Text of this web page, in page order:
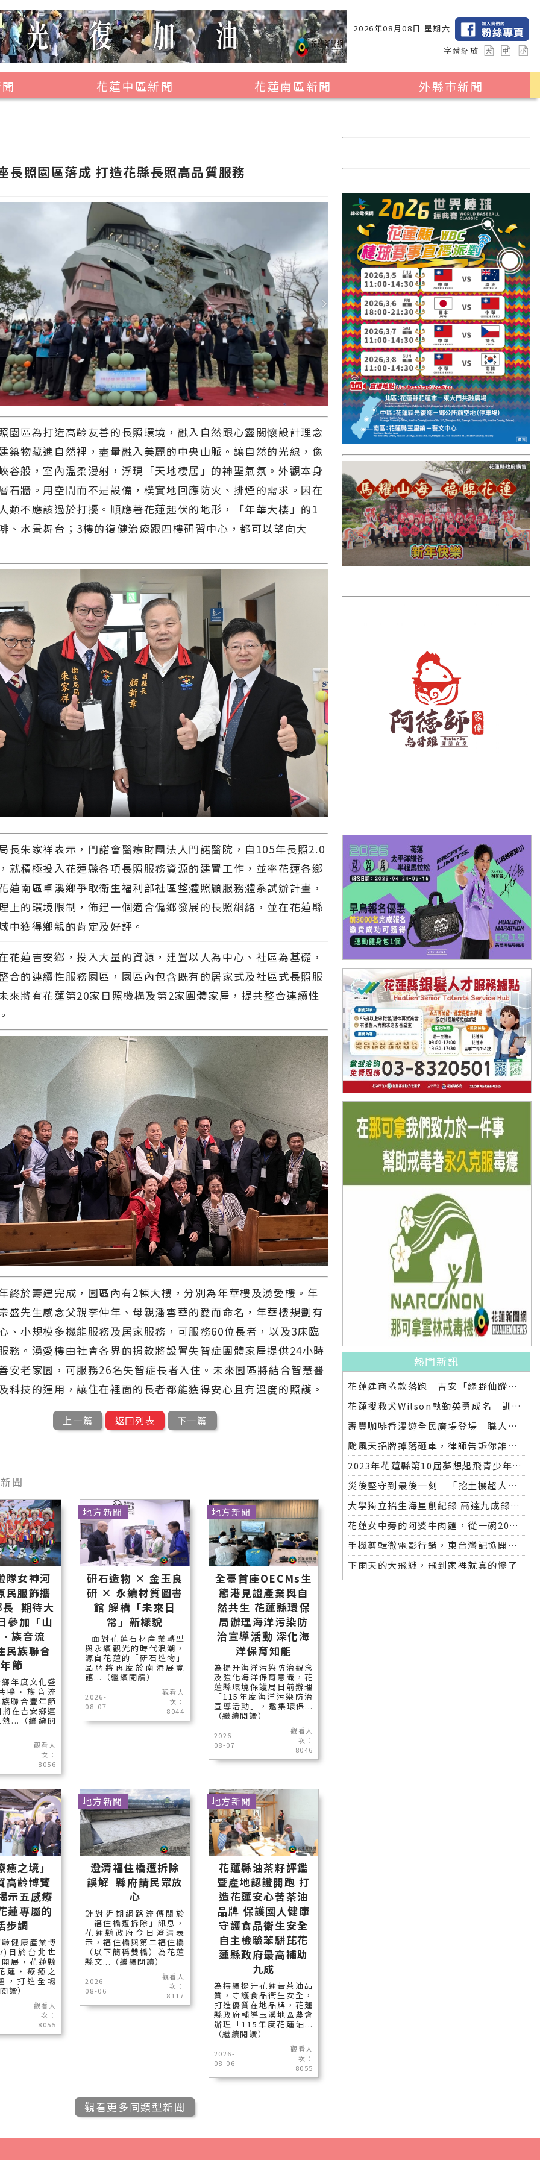
2026年08月08日 星期六
字體縮放
花蓮中區新聞
光復鄉
豐濱鄉
花蓮南區新聞
外縣市新聞
2024暑期夏令營專區
台中市
彰化縣
高雄市
國外報導
台東縣
關山鎮
苗栗縣
其他地區
新竹市
和平鄉
台南市
澎湖縣
香港
台東市
雲林縣
長濱鄉
台東市
彰化縣
長照園區落成 打造花縣長照高品質服務
園區為打造高齡友善的長照環境，融入自然跟心靈關懷設計理念
築物藏進自然裡，盡量融入美麗的中央山脈。讓自然的光線，像
谷般，室內溫柔漫射，浮現「天地棲居」的神聖氣氛。外觀本身
石牆。用空間而不是設備，樸實地回應防火、排煙的需求。因在
類不應該過於打擾。順應著花蓮起伏的地形，「年華大樓」的1
、水景舞台；3樓的復健治療跟四樓研習中心，都可以望向大
長朱家祥表示，門諾會醫療財團法人門諾醫院，自105年長照2.0
就積極投入花蓮縣各項長照服務資源的建置工作，並率花蓮各鄉
蓮南區卓溪鄉爭取衛生福利部社區整體照顧服務體系試辦計畫，
上的環境限制，佈建一個適合偏鄉發展的長照網絡，並在花蓮縣
中獲得鄉親的肯定及好評。
花蓮吉安鄉，投入大量的資源，建置以人為中心、社區為基礎，
合的連續性服務園區，園區內包含既有的居家式及社區式長照服
來將有花蓮第20家日照機構及第2家團體家屋，提共整合連續性
終於籌建完成，園區內有2棟大樓，分別為年華樓及湧愛樓。年
盛先生感念父親李仲年、母親潘雪華的愛而命名，年華樓規劃有
、小規模多機能服務及居家服務，可服務60位長者，以及3床臨
務。湧愛樓由社會各界的捐款將設置失智症團體家屋提供24小時
安老家園，可服務26名失智症長者入住。未來園區將結合智慧醫
科技的運用，讓住在裡面的長者都能獲得安心且有溫度的照護。
上一篇 返回列表 下一篇
聞
隊女神河
民服飾攜
長 期待大
參加「山
族音流
民族聯合
節
年度文化盛
鳴•族音流
聯合豐年節
在吉安鄉運
...（繼續閱
觀看人
次：
8056
研石造物 × 金玉良
研 × 永續材質圖書
館 解構「未來日
常」新樣貌
面對花蓮石材產業轉型
與永續觀光的時代浪潮，
源自花蓮的「研石造物」
品牌將再度於南港展覽
館...（繼續閱讀）
2026-
08-07
觀看人
次：
8044
地方新聞
全臺首座OECMs生
態港見證產業與自
然共生 花蓮縣環保
局辦理海洋污染防
治宣導活動 深化海
洋保育知能
為提升海洋污染防治觀念
及強化海洋保育意識，花
蓮縣環境保護局日前辦理
「115年度海洋污染防治
宣導活動」，邀集環保...
（繼續閱讀）
2026-
08-07
觀看人
次：
8046
地方新聞
之境」
高齡博覽
示五感療
蓮專屬的
步調
健康產業博
日於台北世
展，花蓮縣
蓮‧療癒之
，打造全場
讀）
觀看人
次：
8055
澄清福住橋遭拆除
誤解 縣府請民眾放
心
針對近期網路流傳關於
「福住橋遭拆除」訊息，
花蓮縣政府今日澄清表
示，福住橋與第二福住橋
（以下簡稱雙橋）為花蓮
縣文...（繼續閱讀）
2026-
08-06
觀看人
次：
8117
地方新聞
花蓮縣油茶籽評鑑
暨產地認證開跑 打
造花蓮安心苦茶油
品牌 保護國人健康
守護食品衛生安全
自主檢驗苯駢芘花
蓮縣政府最高補助
九成
為持續提升花蓮苦茶油品
質，守護食品衛生安全，
打造優質在地品牌，花蓮
縣政府輔導玉溪地區農會
辦理「115年度花蓮油...
（繼續閱讀）
2026-
08-06
觀看人
次：
8055
地方新聞
觀看更多同類型新聞
熱門新訊
花蓮建商捲款落跑 吉安「綠野仙蹤」整棟2.6億將法拍
花蓮搜救犬Wilson執勤英勇成名 訓練意外墜落離世 消防局將為其立碑追思
壽豐咖啡香漫遊全民廣場登場 職人市集手作體驗品味慢活氛圍
颱風天招牌掉落砸車，律師告訴你誰該賠償
2023年花蓮縣第10屆夢想起飛青少年發明展 自強國中拿下第一名與第二名
災後堅守到最後一刻 「挖土機超人」因感染離世
大學獨立招生海星創紀錄 高達九成錄取國立大學 東華大學錄取21人 歷年最多
花蓮女中旁的阿婆牛肉麵，從一碗20元的牛肉湯開始到40年不變的人情味
手機剪輯微電影行銷，東台灣記協開班授課獲好評
下雨天的大飛蛾，飛到家裡就真的慘了